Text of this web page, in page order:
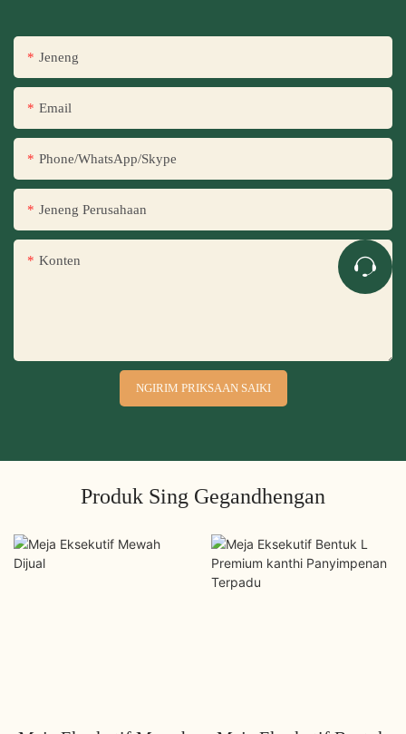
Jeneng
Email
Phone/WhatsApp/Skype
Jeneng Perusahaan
Konten
NGIRIM PRIKSAAN SAIKI
Produk Sing Gegandhengan